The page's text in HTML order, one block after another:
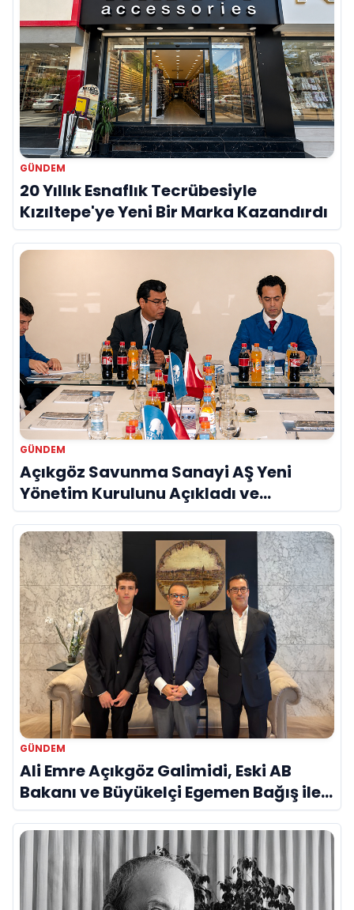
GÜNDEM
20 Yıllık Esnaflık Tecrübesiyle
Kızıltepe'ye Yeni Bir Marka Kazandırdı
GÜNDEM
Açıkgöz Savunma Sanayi AŞ Yeni
Yönetim Kurulunu Açıkladı ve
Savunma Sanayinde Küresel Vizyon
Vurgusu
GÜNDEM
Ali Emre Açıkgöz Galimidi, Eski AB
Bakanı ve Büyükelçi Egemen Bağış ile
Bir Araya Geldi